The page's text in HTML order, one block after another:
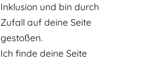
Inklusion und bin durch
Zufall auf deine Seite
gestoßen.
Ich finde deine Seite